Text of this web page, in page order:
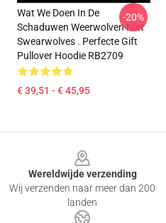
Wat We Doen In De
Schaduwen Weerwolven Niet
Swearwolves . Perfecte Gift
Pullover Hoodie RB2709
€ 39,51 - € 45,95
-20%
Wereldwijde verzending
Wij verzenden naar meer dan 200
landen